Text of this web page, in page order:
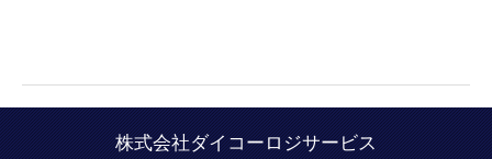
株式会社ダイコーロジサービス